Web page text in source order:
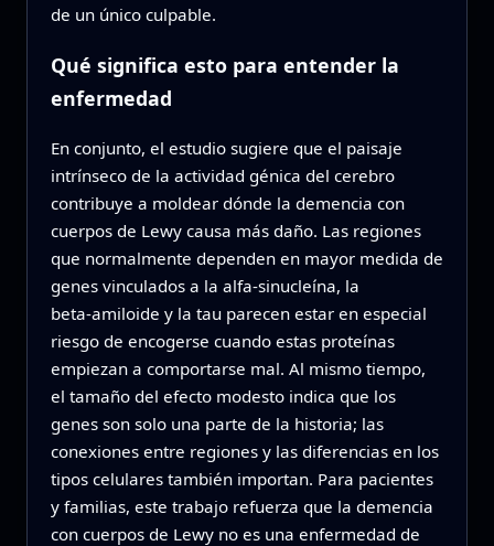
de un único culpable.
Qué significa esto para entender la
enfermedad
En conjunto, el estudio sugiere que el paisaje
intrínseco de la actividad génica del cerebro
contribuye a moldear dónde la demencia con
cuerpos de Lewy causa más daño. Las regiones
que normalmente dependen en mayor medida de
genes vinculados a la alfa‑sinucleína, la
beta‑amiloide y la tau parecen estar en especial
riesgo de encogerse cuando estas proteínas
empiezan a comportarse mal. Al mismo tiempo,
el tamaño del efecto modesto indica que los
genes son solo una parte de la historia; las
conexiones entre regiones y las diferencias en los
tipos celulares también importan. Para pacientes
y familias, este trabajo refuerza que la demencia
con cuerpos de Lewy no es una enfermedad de